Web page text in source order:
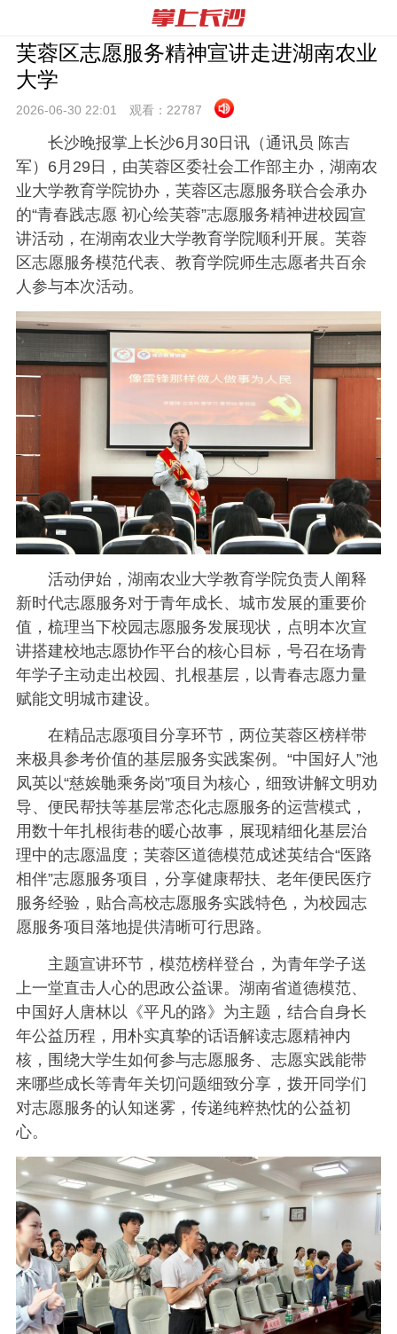
芙蓉区志愿服务精神宣讲走进湖南农业
大学
2026-06-30 22:01 观看： 22787
长沙晚报掌上长沙6月30日讯（通讯员 陈吉
军）6月29日，由芙蓉区委社会工作部主办，湖南农
业大学教育学院协办，芙蓉区志愿服务联合会承办
的“青春践志愿 初心绘芙蓉”志愿服务精神进校园宣
讲活动，在湖南农业大学教育学院顺利开展。芙蓉
区志愿服务模范代表、教育学院师生志愿者共百余
人参与本次活动。
活动伊始，湖南农业大学教育学院负责人阐释
新时代志愿服务对于青年成长、城市发展的重要价
值，梳理当下校园志愿服务发展现状，点明本次宣
讲搭建校地志愿协作平台的核心目标，号召在场青
年学子主动走出校园、扎根基层，以青春志愿力量
赋能文明城市建设。
在精品志愿项目分享环节，两位芙蓉区榜样带
来极具参考价值的基层服务实践案例。“中国好人”池
凤英以“慈娭毑乘务岗”项目为核心，细致讲解文明劝
导、便民帮扶等基层常态化志愿服务的运营模式，
用数十年扎根街巷的暖心故事，展现精细化基层治
理中的志愿温度；芙蓉区道德模范成述英结合“医路
相伴”志愿服务项目，分享健康帮扶、老年便民医疗
服务经验，贴合高校志愿服务实践特色，为校园志
愿服务项目落地提供清晰可行思路。
主题宣讲环节，模范榜样登台，为青年学子送
上一堂直击人心的思政公益课。湖南省道德模范、
中国好人唐林以《平凡的路》为主题，结合自身长
年公益历程，用朴实真挚的话语解读志愿精神内
核，围绕大学生如何参与志愿服务、志愿实践能带
来哪些成长等青年关切问题细致分享，拨开同学们
对志愿服务的认知迷雾，传递纯粹热忱的公益初
心。